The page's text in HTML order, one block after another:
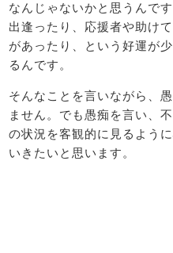
なんじゃないかと思うんで
出逢ったり、応援者や助け
があったり、という好運が
るんです。
そんなことを言いながら、
ません。でも愚痴を言い、
の状況を客観的に見るよう
いきたいと思います。